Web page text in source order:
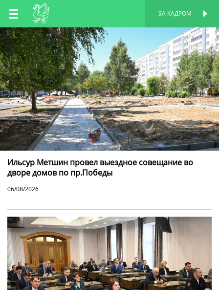
RU
EN
TT
ЗА КАДРОМ
Ильсур Метшин провел выездное совещание во
дворе домов по пр.Победы
06/08/2026
ПЕРСОНАЛЬНАЯ
СТРАНИЦА